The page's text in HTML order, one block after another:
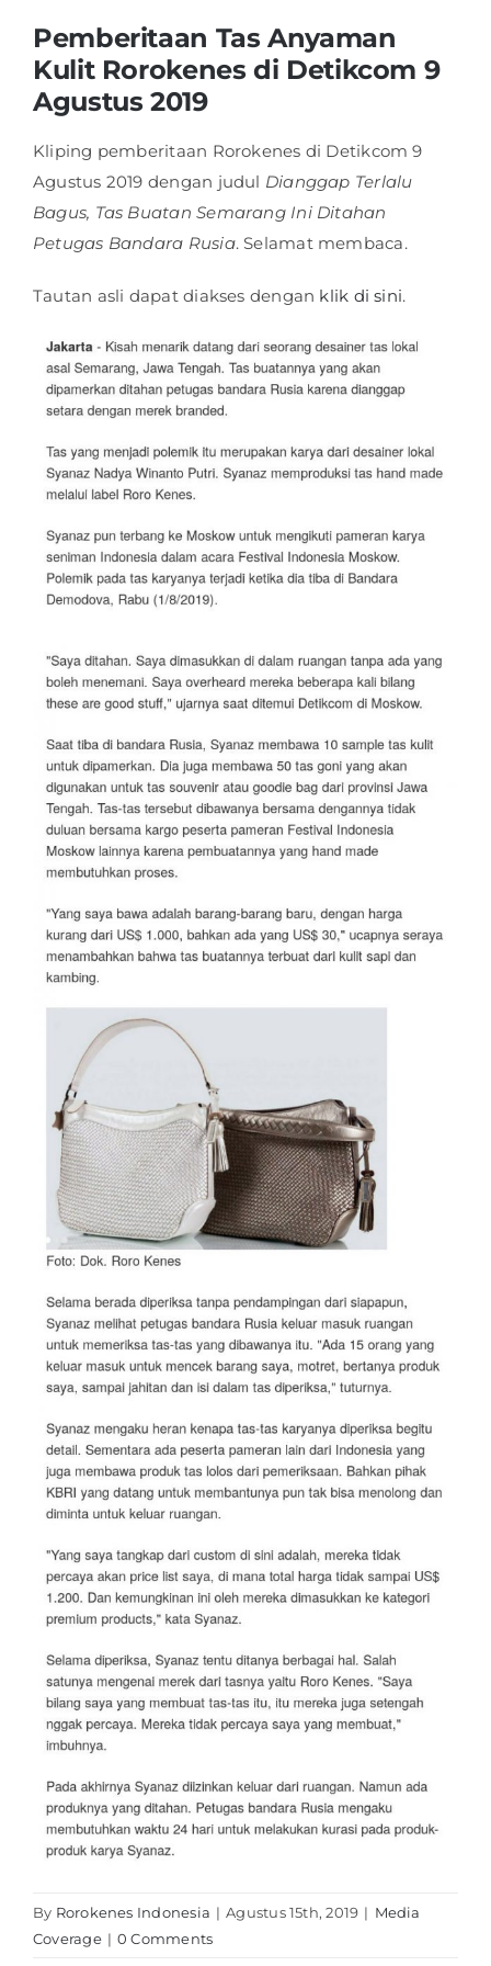
Shop
Pemberitaan Tas Anyaman
Kulit Rorokenes di Detikcom 9
Agustus 2019
Kliping pemberitaan Rorokenes di Detikcom 9
Agustus 2019 dengan judul Dianggap Terlalu
Bagus, Tas Buatan Semarang Ini Ditahan
Petugas Bandara Rusia. Selamat membaca.
Tautan asli dapat diakses dengan klik di sini.
By Rorokenes Indonesia | Agustus 15th, 2019 | Media
Coverage | 0 Comments